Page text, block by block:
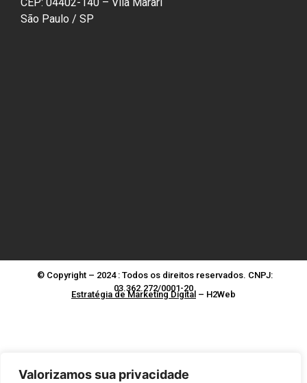
Valorizamos sua privacidade
São Paulo / SP
© Copyright – 2024 : Todos os direitos reservados. CNPJ:
03.362.272/0001-20
Estratégia de Marketing Digital – H2Web